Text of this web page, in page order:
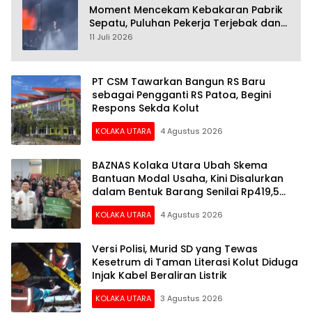
Moment Mencekam Kebakaran Pabrik
Sepatu, Puluhan Pekerja Terjebak dan
28 Orang Tewas
11 Juli 2026
PT CSM Tawarkan Bangun RS Baru
sebagai Pengganti RS Patoa, Begini
Respons Sekda Kolut
KOLAKA UTARA 4 Agustus 2026
BAZNAS Kolaka Utara Ubah Skema
Bantuan Modal Usaha, Kini Disalurkan
dalam Bentuk Barang Senilai Rp419,5
Juta
KOLAKA UTARA 4 Agustus 2026
Versi Polisi, Murid SD yang Tewas
Kesetrum di Taman Literasi Kolut Diduga
Injak Kabel Beraliran Listrik
KOLAKA UTARA 3 Agustus 2026